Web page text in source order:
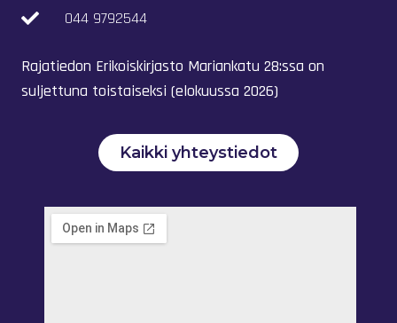
044 9792544
Rajatiedon Erikoiskirjasto Mariankatu 28:ssa on
suljettuna toistaiseksi (elokuussa 2026)
Kaikki yhteystiedot